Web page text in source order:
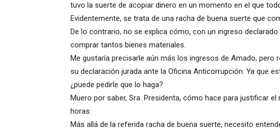
tuvo la suerte de acopiar dinero en un momento en el que
Evidentemente, se trata de una racha de buena suerte que
De lo contrario, no se explica cómo, con un ingreso
comprar tantos bienes materiales.
Me gustaría precisarle aún más los ingresos de Amado, pero
su declaración jurada ante la Oficina Anticorrupción. Ya que
¿puede pedirle que lo haga?
Muero por saber, Sra. Presidenta, cómo hace para justificar el
horas.
Más allá de la referida racha de buena suerte, necesito